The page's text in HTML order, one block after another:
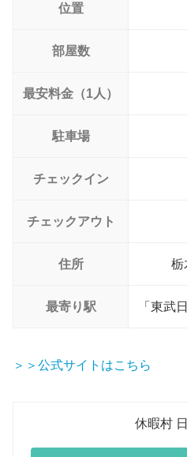
位置
部屋数
最安料金（1人）
駐車場
チェックイン
チェックアウト
住所 栃
最寄り駅 「東武
＞＞公式サイトはこちら
休暇村